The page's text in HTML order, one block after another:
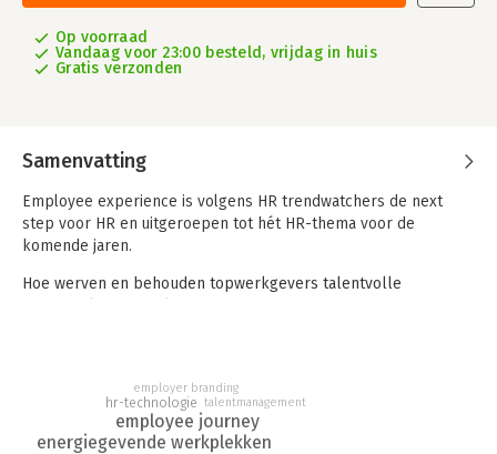
Op voorraad
Vandaag voor 23:00 besteld, vrijdag in huis
Gratis verzonden
Samenvatting
Employee experience is volgens HR trendwatchers de next
step voor HR en uitgeroepen tot hét HR-thema voor de
komende jaren.
Hoe werven en behouden topwerkgevers talentvolle
Organisaties beseffen steeds meer dat ze alleen tevreden en
loyale klanten krijgen en behouden als hun medewerkers zelf
energiegevende werkplekken
employee journey
hr-technologie
employer branding
talentmanagement